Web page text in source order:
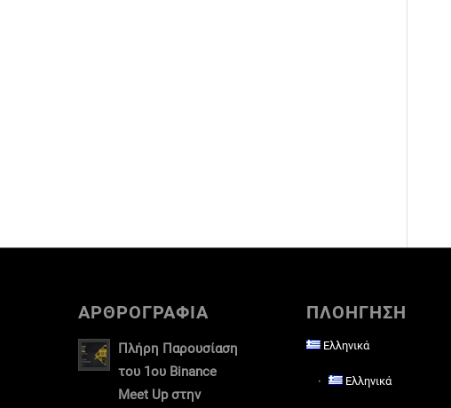
ΑΡΘΡΟΓΡΑΦΙΑ
Πλήρη Παρουσίαση
του 1ου Binance
Meet Up στην
ΠΛΟΗΓΗΣΗ
Ελληνικά
Ελληνικά